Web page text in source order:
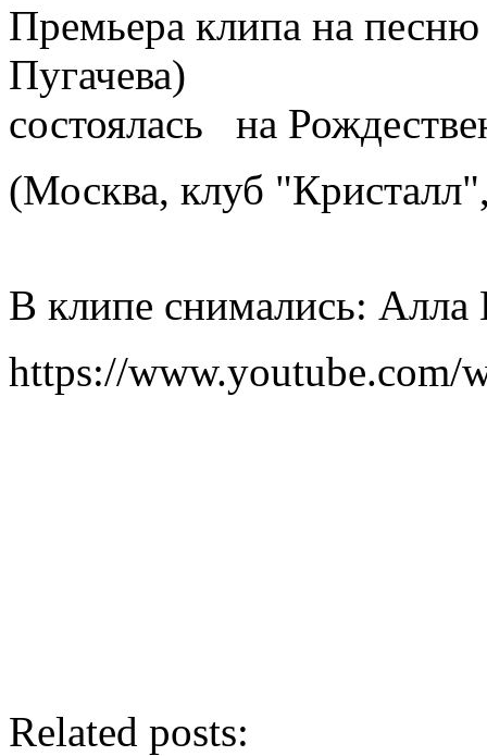
Премьера клипа на
Пугачева)
состоялась на
(Москва, клуб
В клипе снимались: Алла
https://www.youtube.com/
Related posts: